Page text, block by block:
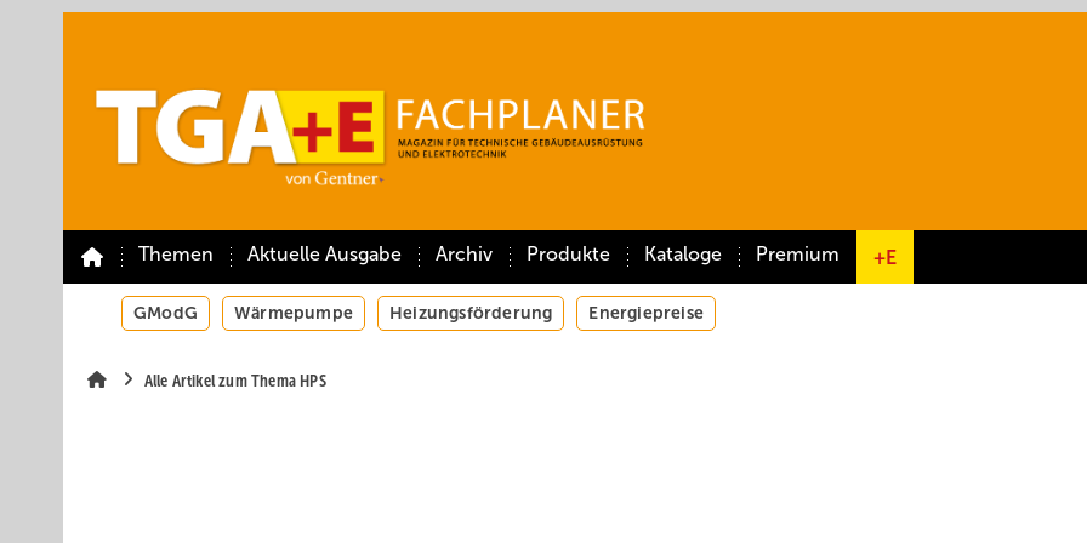
Themen Aktuelle Ausgabe Archiv Produkte Kataloge Premium +E
GModG Wärmepumpe Heizungsförderung Energiepreise
Alle Artikel zum Thema HPS